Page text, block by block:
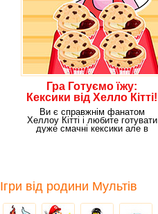
Гра Готуємо їжу:
Кексики від Хелло Кітті!
Ви є справжнім фанатом
Хеллоу Кітті і любите готувати
дуже смачні кексики але в
Ігри від родини Мультів